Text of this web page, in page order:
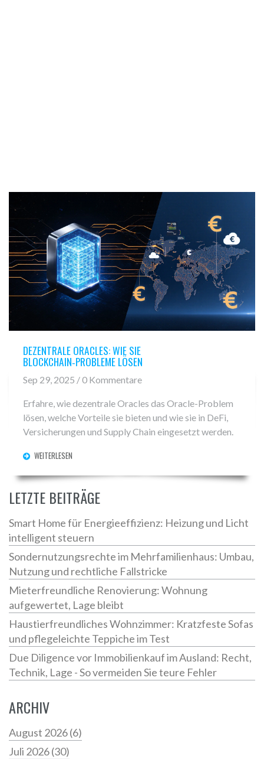
DEZENTRALE ORACLES: WIE SIE
BLOCKCHAIN‑PROBLEME LÖSEN
Sep 29, 2025 / 0 Kommentare
Erfahre, wie dezentrale Oracles das Oracle-Problem
lösen, welche Vorteile sie bieten und wie sie in DeFi,
Versicherungen und Supply Chain eingesetzt werden.
WEITERLESEN
LETZTE BEITRÄGE
Smart Home für Energieeffizienz: Heizung und Licht
intelligent steuern
Sondernutzungsrechte im Mehrfamilienhaus: Umbau,
Nutzung und rechtliche Fallstricke
Mieterfreundliche Renovierung: Wohnung
aufgewertet, Lage bleibt
Haustierfreundliches Wohnzimmer: Kratzfeste Sofas
und pflegeleichte Teppiche im Test
Due Diligence vor Immobilienkauf im Ausland: Recht,
Technik, Lage - So vermeiden Sie teure Fehler
ARCHIV
August 2026(6)
Juli 2026(30)